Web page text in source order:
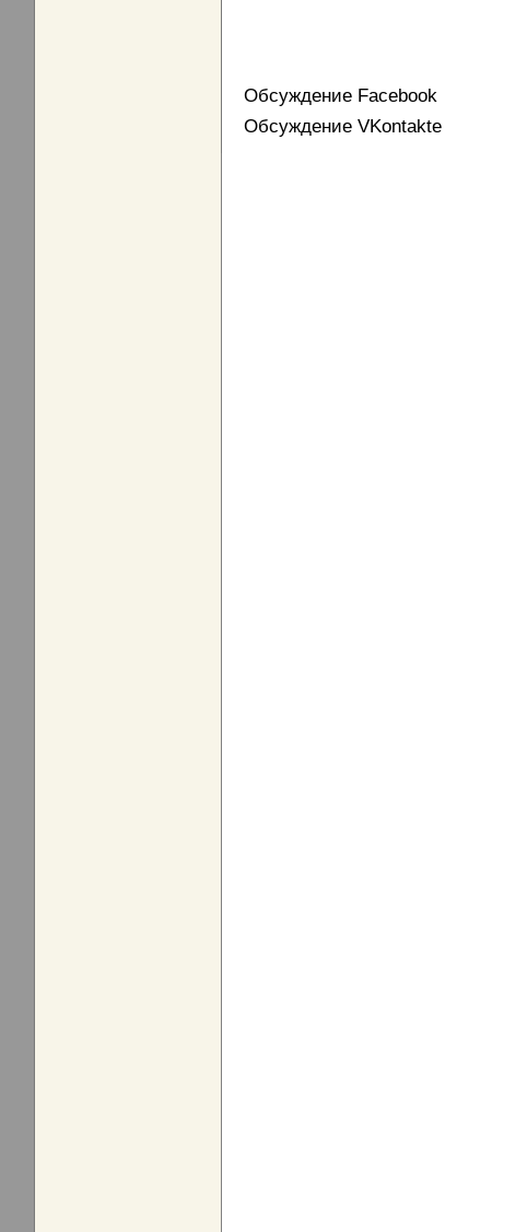
Обсуждение Facebook
Обсуждение VKontakte